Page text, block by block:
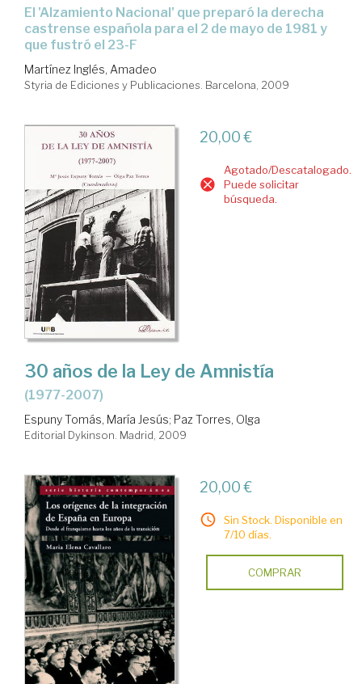
el 'Alzamiento Nacional' que preparó la derecha
castrense española para el 2 de mayo de 1981 y
que fustró el 23-F
Martínez Inglés, Amadeo
Styria de Ediciones y Publicaciones. Barcelona, 2009
20,00 €
Agotado/Descatalogado.
Puede solicitar
búsqueda.
30 años de la Ley de Amnistía
(1977-2007)
Espuny Tomás, María Jesús; Paz Torres, Olga
Editorial Dykinson. Madrid, 2009
20,00 €
Sin Stock. Disponible en
7/10 días.
COMPRAR